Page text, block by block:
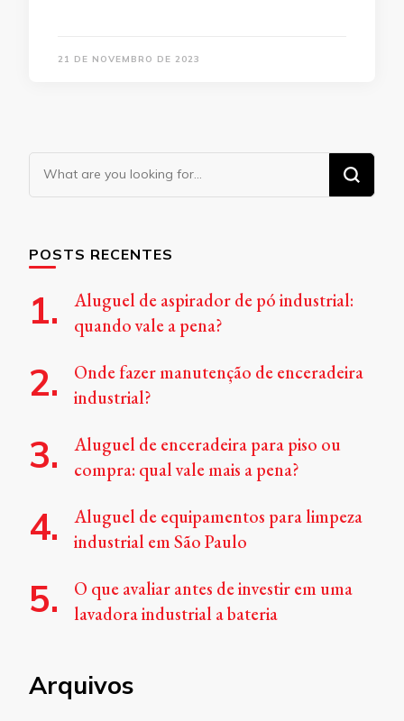
21 DE NOVEMBRO DE 2023
Looking
for
POSTS RECENTES
Aluguel de aspirador de pó industrial:
quando vale a pena?
Onde fazer manutenção de enceradeira
industrial?
Aluguel de enceradeira para piso ou
compra: qual vale mais a pena?
Aluguel de equipamentos para limpeza
industrial em São Paulo
O que avaliar antes de investir em uma
lavadora industrial a bateria
Arquivos